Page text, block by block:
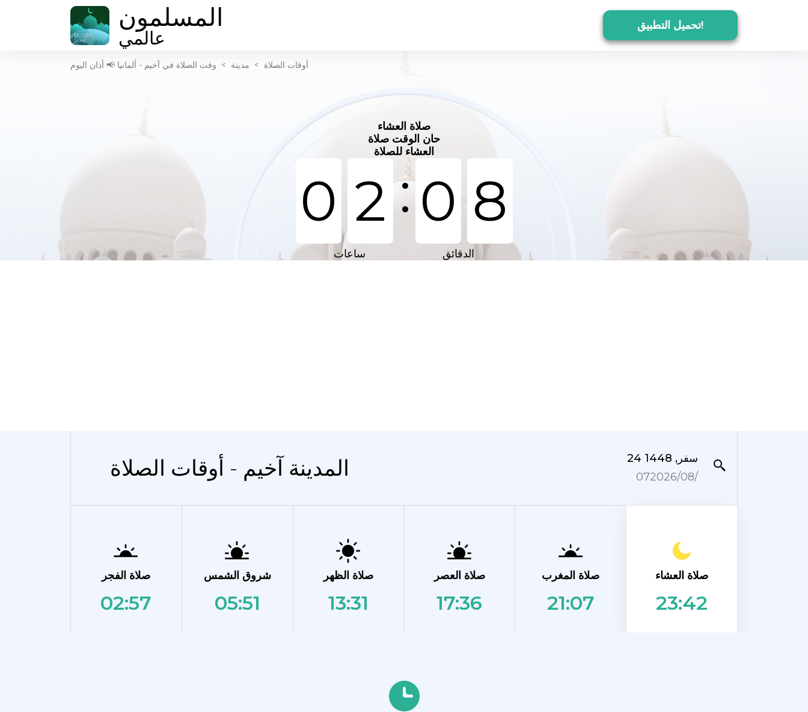
المسلمون
عالمي تحميل التطبيق!
أوقات الصلاة > مدينة > وقت الصلاة في آخيم - ألمانيا 📢 أذان اليوم
صلاة العشاء
حان الوقت صلاة
العشاء للصلاة
0 2 :0 8
ساعات الدقائق
المدينة آخيم - أوقات الصلاة
24 سفر, 1448
07‏/08‏/2026
صلاة الفجر
02:57
شروق الشمس
05:51
صلاة الظهر
13:31
صلاة العصر
17:36
صلاة المغرب
21:07
صلاة العشاء
23:42